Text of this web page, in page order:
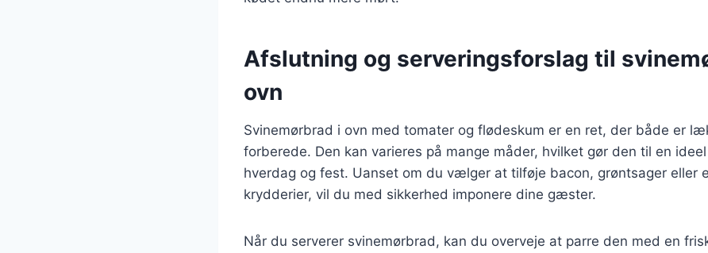
Afslutning og serveringsforslag til
ovn
Svinemørbrad i ovn med tomater og flødeskum er en ret, der både er
forberede. Den kan varieres på mange måder, hvilket gør den til en
hverdag og fest. Uanset om du vælger at tilføje bacon, grøntsager eller
krydderier, vil du med sikkerhed imponere dine gæster.
Når du serverer svinemørbrad, kan du overveje at parre den med en